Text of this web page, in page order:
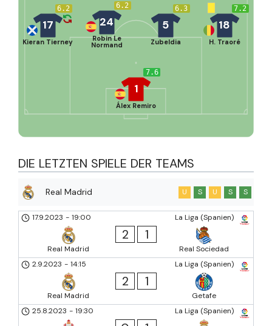
7.6
1
Álex Remiro
6.2
17
Kieran Tierney
6.2
24
Robin Le
Normand
6.3
5
Zubeldia
7.2
18
H. Traoré
DIE LETZTEN SPIELE DER TEAMS
Real Madrid U S U S S
La Liga (Spanien)
17.9.2023 - 19:00
Real Madrid
2 1
Real Sociedad
La Liga (Spanien)
2.9.2023 - 14:15
Real Madrid
2 1
Getafe
La Liga (Spanien)
25.8.2023 - 19:30